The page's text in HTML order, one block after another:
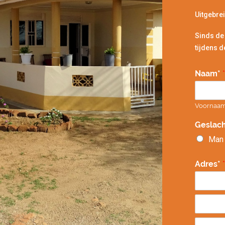
Sinds
tijdens
Naam* *
Man
Adres* *